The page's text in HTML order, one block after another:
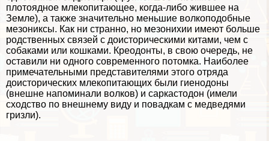
плотоядное млекопитающее, когда-либо жившее на
Земле), а также значительно меньшие волкоподобные
мезониксы. Как ни странно, но мезонихии имеют больше
родственных связей с доисторическими китами, чем с
собаками или кошками. Креодонты, в свою очередь, не
оставили ни одного современного потомка. Наиболее
примечательными представителями этого отряда
доисторических млекопитающих были гиенодоны
(внешне напоминали волков) и саркастодон (имели
сходство по внешнему виду и повадкам с медведями
гризли).